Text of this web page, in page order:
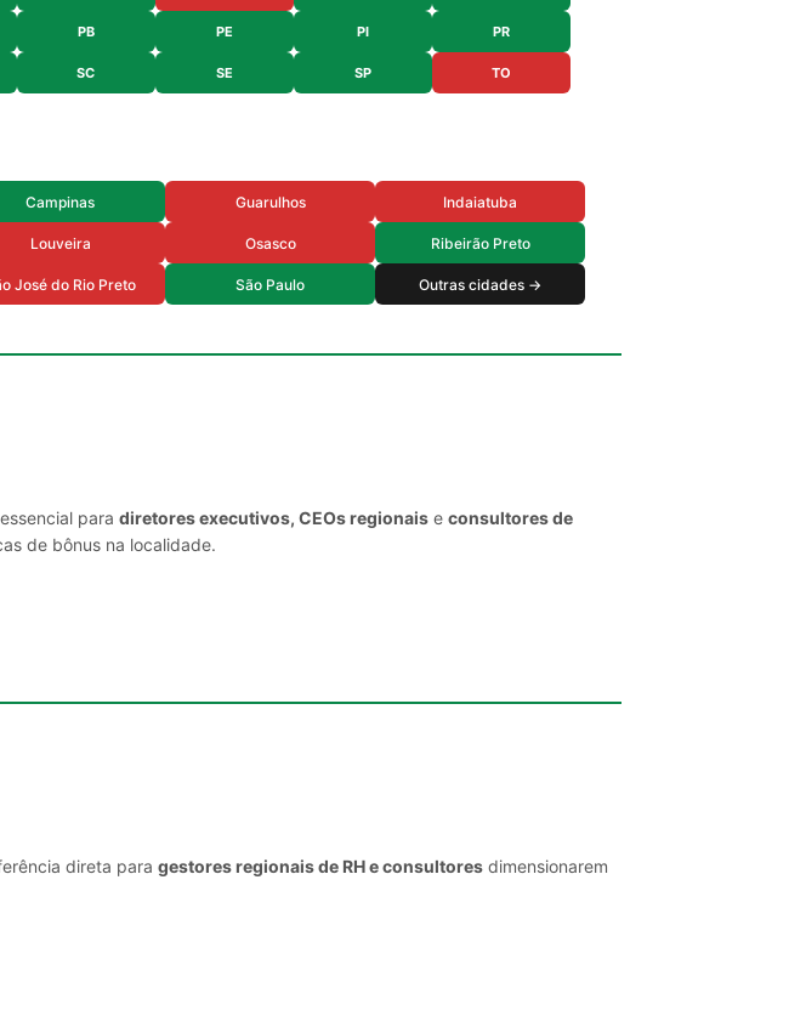
PB PE PI PR
SC SE SP TO
Campinas Guarulhos Indaiatuba
Louveira Osasco Ribeirão Preto
José do Rio Preto São Paulo Outras cidades →
para diretores executivos, CEOs regionais e consultores de
de bônus na localidade.
direta para gestores regionais de RH e consultores dimensionarem